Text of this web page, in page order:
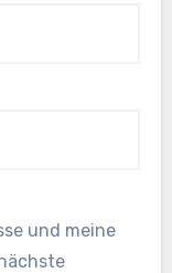
und meine